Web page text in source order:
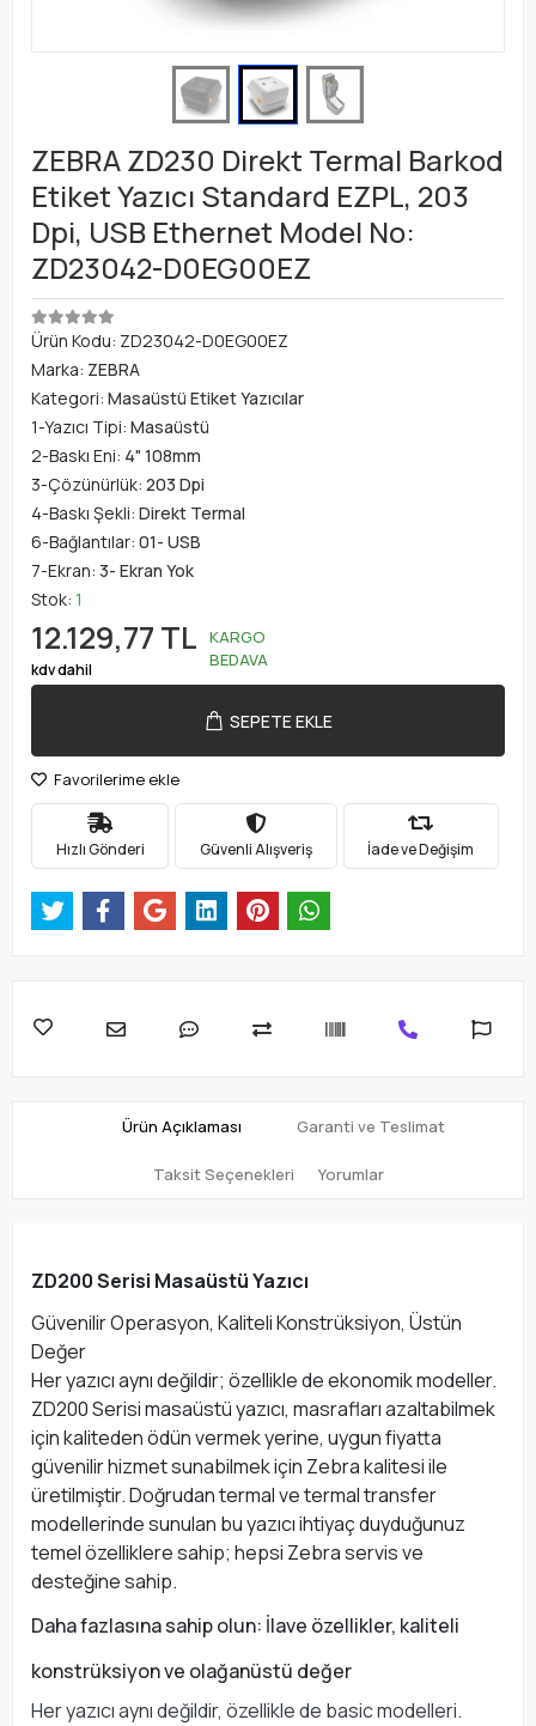
ZEBRA ZD230 Direkt Termal Barkod
Etiket Yazıcı Standard EZPL, 203
Dpi, USB Ethernet Model No:
ZD23042-D0EG00EZ
Ürün Kodu: ZD23042-D0EG00EZ
Marka: ZEBRA
Kategori: Masaüstü Etiket Yazıcılar
1-Yazıcı Tipi: Masaüstü
2-Baskı Eni: 4" 108mm
3-Çözünürlük: 203 Dpi
4-Baskı Şekli: Direkt Termal
6-Bağlantılar: 01- USB
7-Ekran: 3- Ekran Yok
Stok: 1
12.129,77 TL
kdv dahil
KARGO
BEDAVA
SEPETE EKLE
Favorilerime ekle
Hızlı Gönderi Güvenli Alışveriş İade ve Değişim
Ürün Açıklaması Garanti ve Teslimat
Taksit Seçenekleri Yorumlar
ZD200 Serisi Masaüstü Yazıcı
Güvenilir Operasyon, Kaliteli Konstrüksiyon, Üstün
Değer
Her yazıcı aynı değildir; özellikle de ekonomik modeller.
ZD200 Serisi masaüstü yazıcı, masrafları azaltabilmek
için kaliteden ödün vermek yerine, uygun fiyatta
güvenilir hizmet sunabilmek için Zebra kalitesi ile
üretilmiştir. Doğrudan termal ve termal transfer
modellerinde sunulan bu yazıcı ihtiyaç duyduğunuz
temel özelliklere sahip; hepsi Zebra servis ve
desteğine sahip.
Daha fazlasına sahip olun: İlave özellikler, kaliteli
konstrüksiyon ve olağanüstü değer
Her yazıcı aynı değildir, özellikle de basic modelleri.